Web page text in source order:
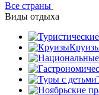
Все страны
Виды отдыха